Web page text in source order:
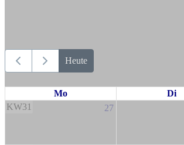
Heute
Mo Di
KW31
27